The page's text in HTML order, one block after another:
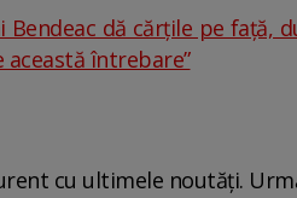
Bendeac dă cărțile pe față,
această întrebare”
cu ultimele noutăți.